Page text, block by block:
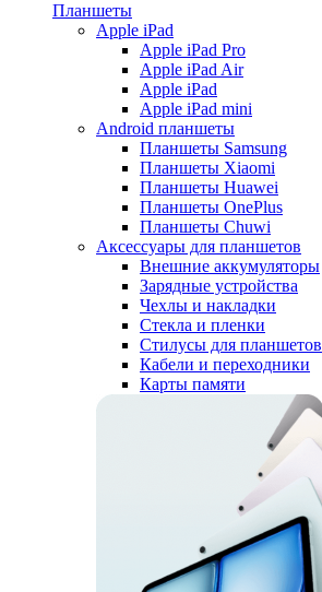
Планшеты
Apple iPad
Apple iPad Pro
Apple iPad Air
Apple iPad
Apple iPad mini
Android планшеты
Планшеты Samsung
Планшеты Xiaomi
Планшеты Huawei
Планшеты OnePlus
Планшеты Chuwi
Аксессуары для планшетов
Внешние аккумуляторы
Зарядные устройства
Чехлы и накладки
Стекла и пленки
Стилусы для планшетов
Кабели и переходники
Карты памяти